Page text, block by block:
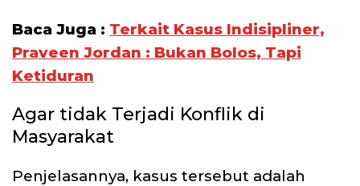
Baca Juga : Terkait Kasus Indisipliner,
Praveen Jordan : Bukan Bolos, Tapi
Ketiduran
Agar tidak Terjadi Konflik di
Masyarakat
Penjelasannya, kasus tersebut adalah